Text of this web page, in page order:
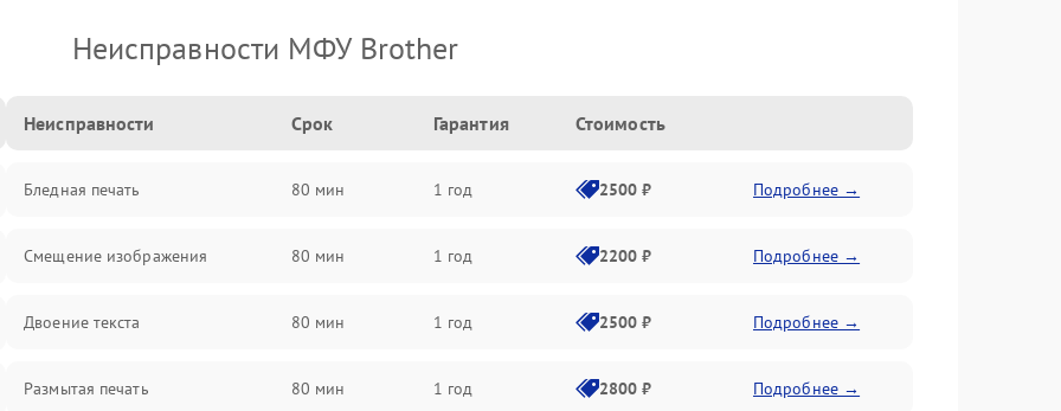
Неисправности МФУ Brother
Неисправности Срок Гарантия Стоимость
Бледная печать 80 мин 1 год 2500 ₽ Подробнее →
Смещение изображения 80 мин 1 год 2200 ₽ Подробнее →
Двоение текста 80 мин 1 год 2500 ₽ Подробнее →
Размытая печать 80 мин 1 год 2800 ₽ Подробнее →